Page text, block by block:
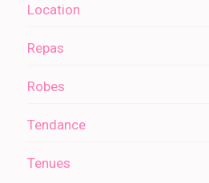
Location
Repas
Robes
Tendance
Tenues